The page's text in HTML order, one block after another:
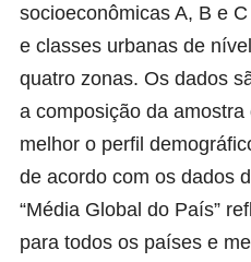
socioeconômicas A, B e
e classes urbanas de
quatro zonas. Os dados
a composição da
melhor o perfil
de acordo com os dados
“Média Global do País”
para todos os países e